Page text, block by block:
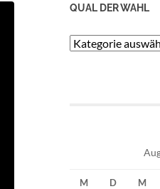
QUAL DER WAHL
Qual
M D M